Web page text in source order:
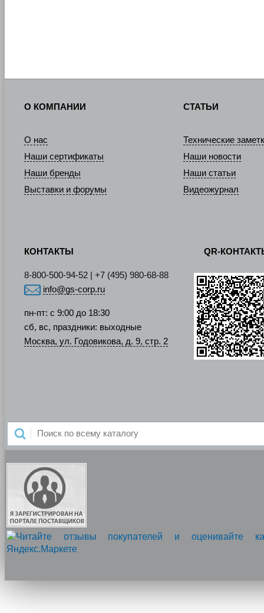
О КОМПАНИИ
О нас
Наши сертификаты
Наши бренды
Выставки и форумы
СТАТЬИ
Технические
Наши новости
Наши статьи
Видеожурнал
КОНТАКТЫ
8-800-500-94-52 | +7 (495) 980-68-88
info@gs-corp.ru
пн-пт: с 9:00 до 18:30
сб, вс, праздники: выходные
Москва, ул. Годовикова, д. 9, стр. 2
QR-